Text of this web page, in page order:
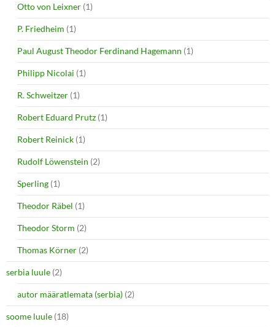
Otto von Leixner (1)
P. Friedheim (1)
Paul August Theodor Ferdinand Hagemann (1)
Philipp Nicolai (1)
R. Schweitzer (1)
Robert Eduard Prutz (1)
Robert Reinick (1)
Rudolf Löwenstein (2)
Sperling (1)
Theodor Räbel (1)
Theodor Storm (2)
Thomas Körner (2)
serbia luule (2)
autor määratlemata (serbia) (2)
soome luule (18)